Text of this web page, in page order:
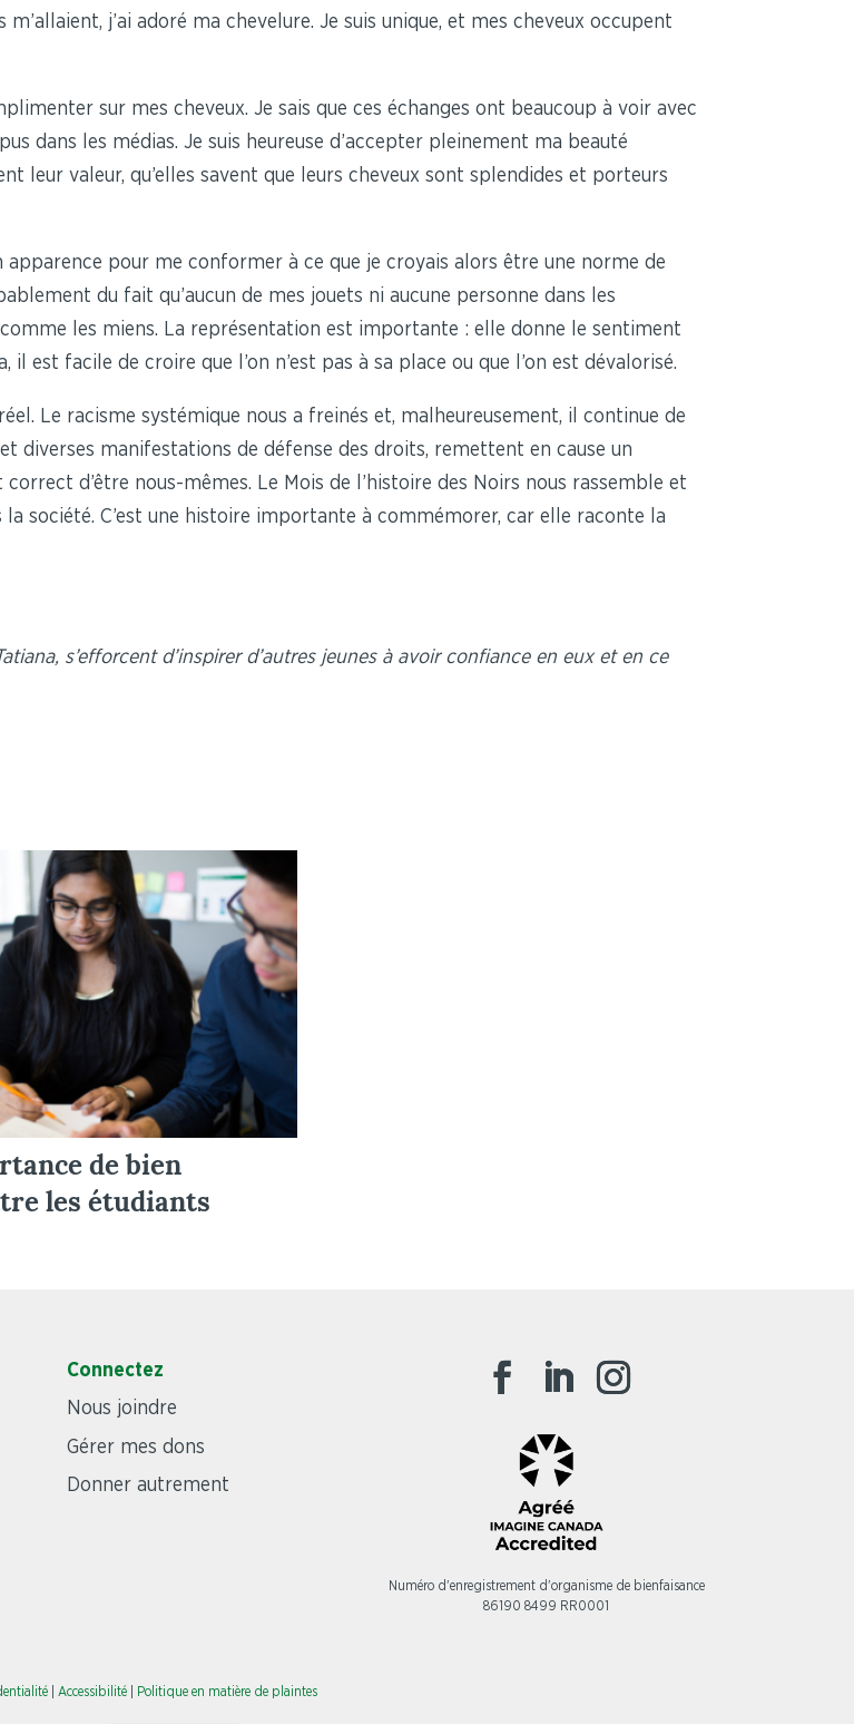
j’ai adoré ma chevelure. Je suis unique, et mes cheveux occupent
sur mes cheveux. Je sais que ces échanges ont beaucoup à voir avec
dans les médias. Je suis heureuse d’accepter pleinement ma beauté
leur valeur, qu’elles savent que leurs cheveux sont splendides et porteurs
pour me conformer à ce que je croyais alors être une norme de
du fait qu’aucun de mes jouets ni aucune personne dans les
les miens. La représentation est importante : elle donne le sentiment
est facile de croire que l’on n’est pas à sa place ou que l’on est dévalorisé.
Le racisme systémique nous a freinés et, malheureusement, il continue de
diverses manifestations de défense des droits, remettent en cause un
d’être nous-mêmes. Le Mois de l’histoire des Noirs nous rassemble et
société. C’est une histoire importante à commémorer, car elle raconte la
s’efforcent d’inspirer d’autres jeunes à avoir confiance en eux et en ce
de bien
les étudiants
Connectez
Nous joindre
Gérer mes dons
Donner autrement
Numéro d'enregistrement d'organisme de bienfaisance
86190 8499 RR0001
Accessibilité Politique en matière de plaintes